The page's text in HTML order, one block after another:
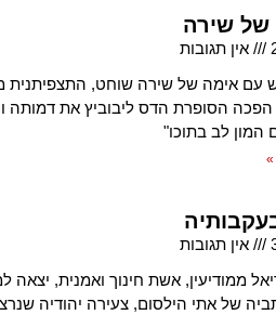
של שירה
אין תגובות
הפכה הסופרת הדס ליבוביץ את דמותה
המון לב בתוכו"
»
אין תגובות
ממודיעין, אשת חינוך ואמנית, יצאה
של אתי הילסום, צעירה יהודיה